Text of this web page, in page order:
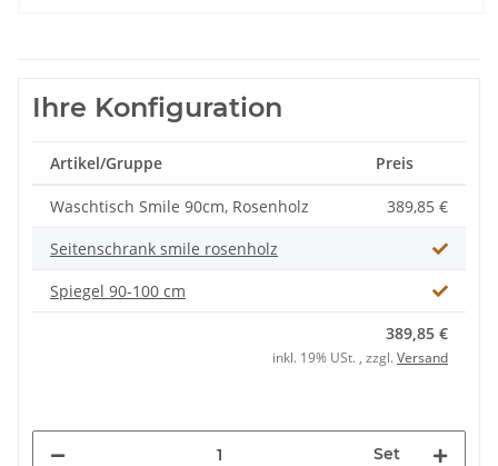
Ihre Konfiguration
Artikel/Gruppe Preis
Waschtisch Smile 90cm, Rosenholz
389,85 €
Seitenschrank smile rosenholz
Spiegel 90-100 cm
389,85 €
inkl. 19% USt. , zzgl.Versand
Set